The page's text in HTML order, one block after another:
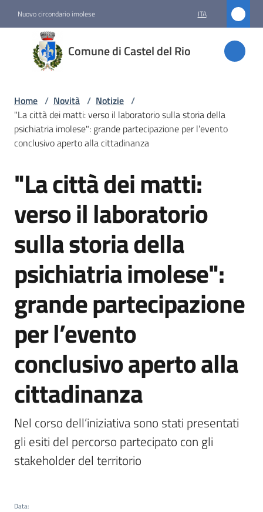
Nuovo circondario imolese ITA
Comune di Castel del Rio
Comune
di
Castel
Amministrazione
Novità
Menu selezionato
Servizi
Vivere
Castel
del
Rio
Servizi
on-
line
Tutti
gli
argomenti
Home / Novità / Notizie /
"La città dei matti: verso il laboratorio sulla storia della
psichiatria imolese": grande partecipazione per l’evento
conclusivo aperto alla cittadinanza
Salta al contenuto
"La città dei matti:
verso il laboratorio
sulla storia della
psichiatria imolese":
grande partecipazione
per l’evento
conclusivo aperto alla
cittadinanza
Nel corso dell’iniziativa sono stati presentati
gli esiti del percorso partecipato con gli
stakeholder del territorio
Data: